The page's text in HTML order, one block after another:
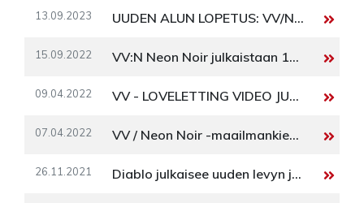
13.09.2023 UUDEN ALUN LOPETUS: VV/NEON NOIR - KIERTUE
15.09.2022 VV:N Neon Noir julkaistaan 13.1.2023
09.04.2022 VV - LOVELETTING VIDEO JULKAISTU
07.04.2022 VV / Neon Noir -maailmankiertue alkaa tammikuussa 2023
26.11.2021 Diablo julkaisee uuden levyn ja lähtee kiertueelle